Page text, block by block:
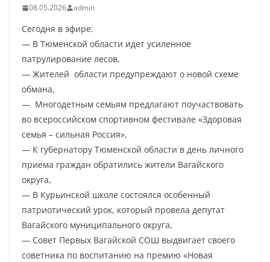
08.05.2026 admin
Сегодня в эфире:
— В Тюменской области идет усиленное
патрулирование лесов,
— Жителей области предупреждают о новой схеме
обмана,
— Многодетным семьям предлагают поучаствовать
во всероссийском спортивном фестивале «Здоровая
семья – сильная Россия»,
— К губернатору Тюменской области в день личного
приема граждан обратились жители Вагайского
округа,
— В Курьинской школе состоялся особенный
патриотический урок, который провела депутат
Вагайского муниципального округа,
— Совет Первых Вагайской СОШ выдвигает своего
советника по воспитанию на премию «Новая